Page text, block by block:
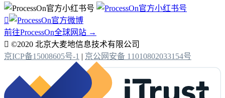

前往ProcessOn全球网站 →
 ©2020 北京大麦地信息技术有限公司
京ICP备15008605号-1 | 京公网安备 11010802033154号